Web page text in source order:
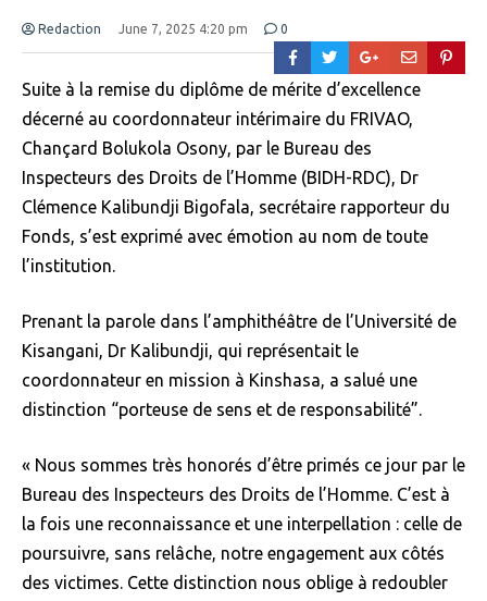
Redaction June 7, 2025 4:20 pm 0
Suite à la remise du diplôme de mérite d’excellence
décerné au coordonnateur intérimaire du FRIVAO,
Chançard Bolukola Osony, par le Bureau des
Inspecteurs des Droits de l’Homme (BIDH-RDC), Dr
Clémence Kalibundji Bigofala, secrétaire rapporteur du
Fonds, s’est exprimé avec émotion au nom de toute
l’institution.
Prenant la parole dans l’amphithéâtre de l’Université de
Kisangani, Dr Kalibundji, qui représentait le
coordonnateur en mission à Kinshasa, a salué une
distinction “porteuse de sens et de responsabilité”.
« Nous sommes très honorés d’être primés ce jour par le
Bureau des Inspecteurs des Droits de l’Homme. C’est à
la fois une reconnaissance et une interpellation : celle de
poursuivre, sans relâche, notre engagement aux côtés
des victimes. Cette distinction nous oblige à redoubler